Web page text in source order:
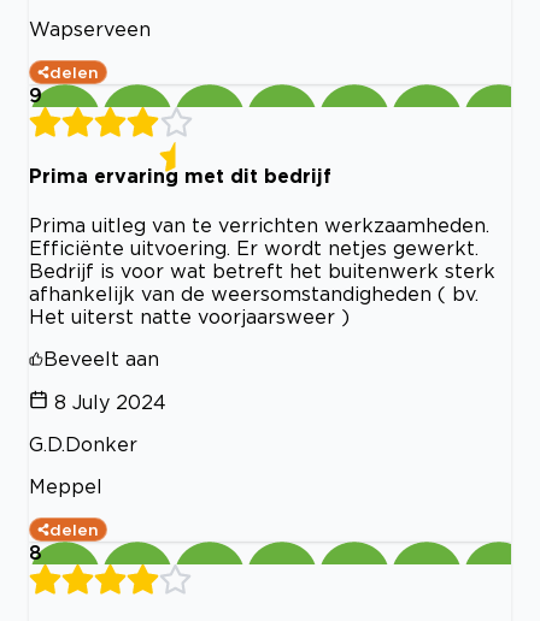
Wapserveen
delen
9
Prima ervaring met dit bedrijf
Prima uitleg van te verrichten werkzaamheden.
Efficiënte uitvoering. Er wordt netjes gewerkt.
Bedrijf is voor wat betreft het buitenwerk sterk
afhankelijk van de weersomstandigheden ( bv.
Het uiterst natte voorjaarsweer )
Beveelt aan
8 July 2024
G.D.Donker
Meppel
delen
8